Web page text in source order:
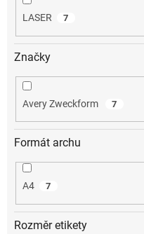
LASER 7
Značky
Avery Zweckform 7
Formát archu
A4 7
Rozměr etikety